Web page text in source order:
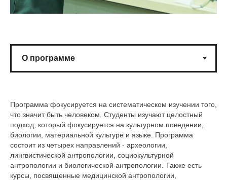
Программа фокусируется на систематическом изучении того,
что значит быть человеком. Студенты изучают целостный
подход, который фокусируется на культурном поведении,
биологии, материальной культуре и языке. Программа
состоит из четырех направлений - археологии,
лингвистической антропологии, социокультурной
антропологии и биологической антропологии. Также есть
курсы, посвященные медицинской антропологии,